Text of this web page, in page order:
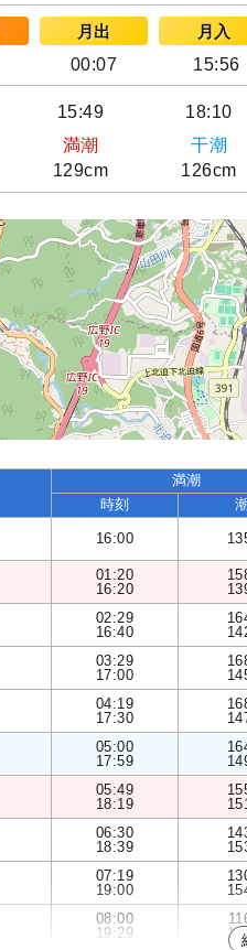
月出
月入
00:07 15:56
15:49 18:10
満潮
干潮
129cm 126cm
満潮
時刻
16:00
01:20
16:20
02:29
16:40
03:29
17:00
04:19
17:30
05:00
17:59
05:49
18:19
06:30
18:39
07:19
19:00
08:00
19:29